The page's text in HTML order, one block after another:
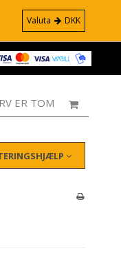
Valuta DKK
ER TOM